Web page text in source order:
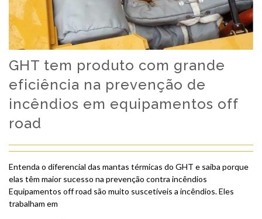
GHT tem produto com grande
eficiência na prevenção de
incêndios em equipamentos off
road
Entenda o diferencial das mantas térmicas do GHT e saiba porque
elas têm maior sucesso na prevenção contra incêndios
Equipamentos off road são muito suscetíveis a incêndios. Eles
trabalham em